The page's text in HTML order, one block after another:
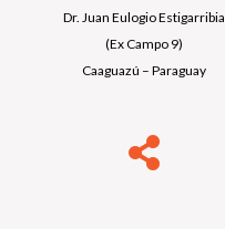
Dr. Juan Eulogio Estigarribia
(Ex Campo 9)
Caaguazú – Paraguay